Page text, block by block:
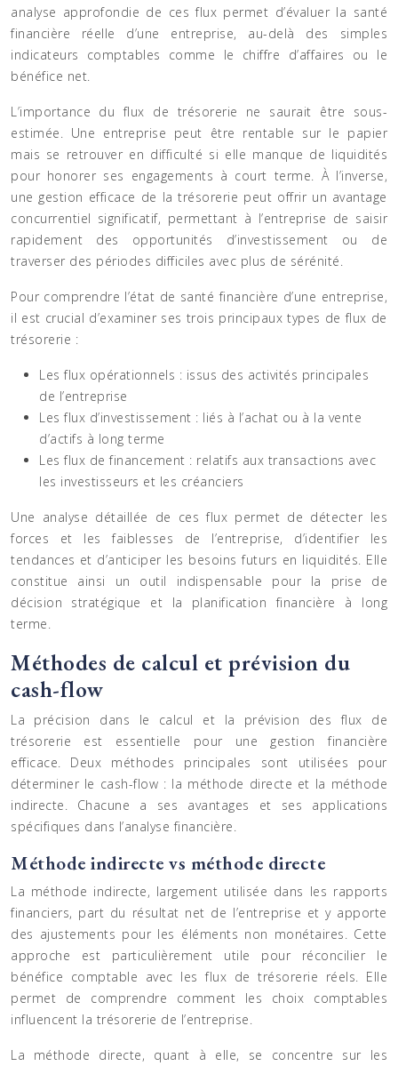
analyse approfondie de ces flux permet d’évaluer la santé
financière réelle d’une entreprise, au-delà des simples
indicateurs comptables comme le chiffre d’affaires ou le
bénéfice net.
L’importance du flux de trésorerie ne saurait être sous-
estimée. Une entreprise peut être rentable sur le papier
mais se retrouver en difficulté si elle manque de liquidités
pour honorer ses engagements à court terme. À l’inverse,
une gestion efficace de la trésorerie peut offrir un avantage
concurrentiel significatif, permettant à l’entreprise de saisir
rapidement des opportunités d’investissement ou de
traverser des périodes difficiles avec plus de sérénité.
Pour comprendre l’état de santé financière d’une entreprise,
il est crucial d’examiner ses trois principaux types de flux de
trésorerie :
Les flux opérationnels : issus des activités principales
de l’entreprise
Les flux d’investissement : liés à l’achat ou à la vente
d’actifs à long terme
Les flux de financement : relatifs aux transactions avec
les investisseurs et les créanciers
Une analyse détaillée de ces flux permet de détecter les
forces et les faiblesses de l’entreprise, d’identifier les
tendances et d’anticiper les besoins futurs en liquidités. Elle
constitue ainsi un outil indispensable pour la prise de
décision stratégique et la planification financière à long
terme.
Méthodes de calcul et prévision du
cash-flow
La précision dans le calcul et la prévision des flux de
trésorerie est essentielle pour une gestion financière
efficace. Deux méthodes principales sont utilisées pour
déterminer le cash-flow : la méthode directe et la méthode
indirecte. Chacune a ses avantages et ses applications
spécifiques dans l’analyse financière.
Méthode indirecte vs méthode directe
La méthode indirecte, largement utilisée dans les rapports
financiers, part du résultat net de l’entreprise et y apporte
des ajustements pour les éléments non monétaires. Cette
approche est particulièrement utile pour réconcilier le
bénéfice comptable avec les flux de trésorerie réels. Elle
permet de comprendre comment les choix comptables
influencent la trésorerie de l’entreprise.
La méthode directe, quant à elle, se concentre sur les